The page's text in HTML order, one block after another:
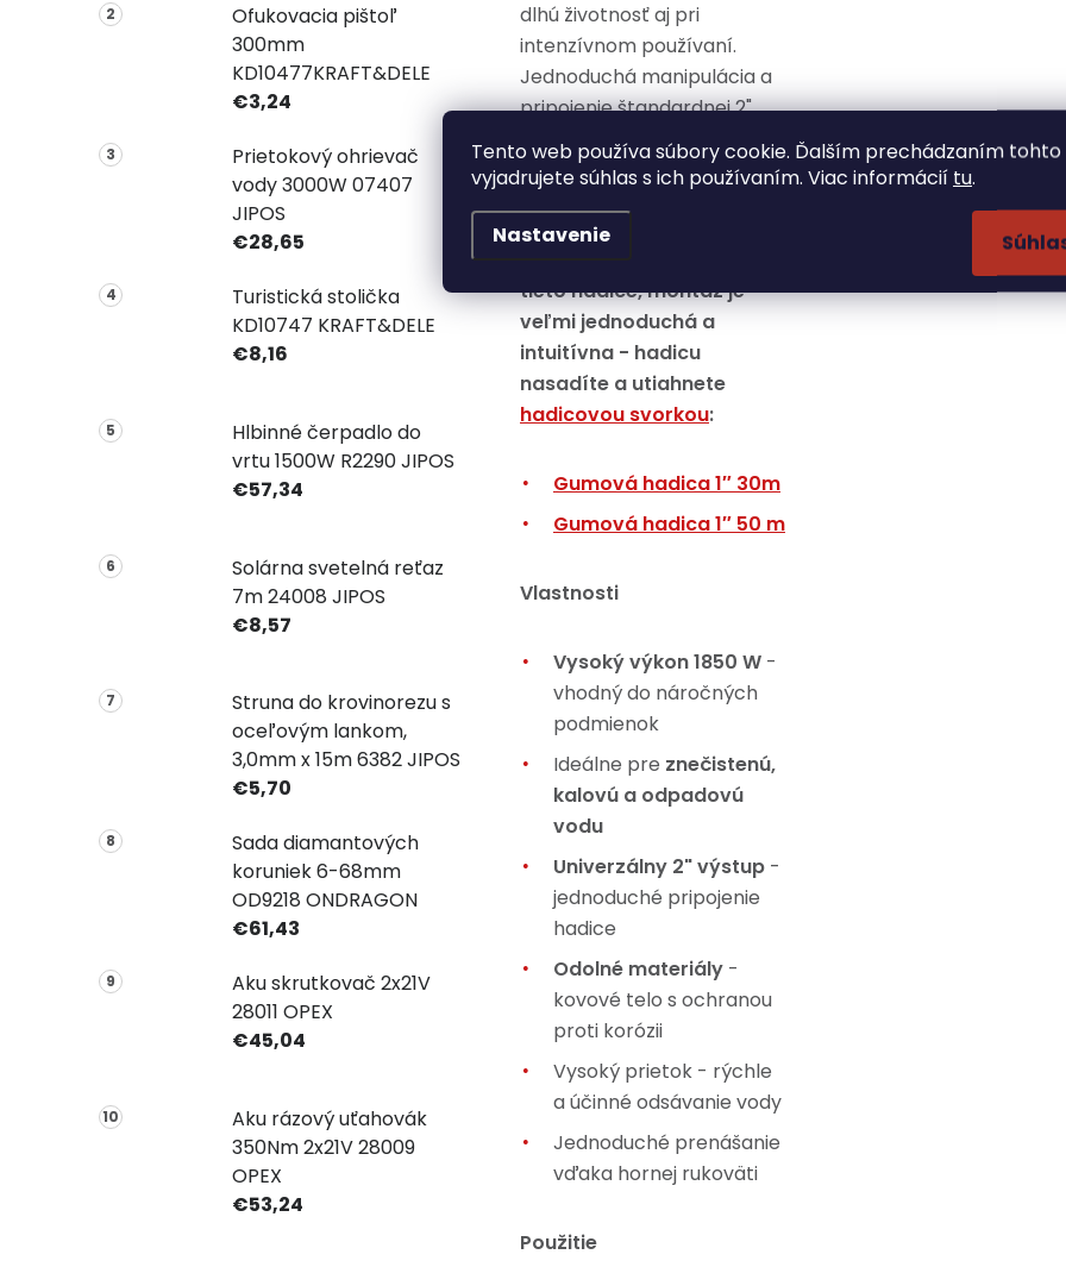
Tento web používa súbory cookie. Ďalším prechádzaním tohto
vyjadrujete súhlas s ich používaním. Viac informácií tu.
Nastavenie
Ofukovacia pištoľ
300mm
KD10477KRAFT&DELE
€3,24
Prietokový ohrievač
vody 3000W 07407
JIPOS
€28,65
Turistická stolička
KD10747 KRAFT&DELE
€8,16
Hlbinné čerpadlo do
vrtu 1500W R2290 JIPOS
€57,34
Solárna svetelná reťaz
7m 24008 JIPOS
€8,57
Struna do krovinorezu s
oceľovým lankom,
3,0mm x 15m 6382 JIPOS
€5,70
Sada diamantových
koruniek 6-68mm
OD9218 ONDRAGON
€61,43
Aku skrutkovač 2x21V
28011 OPEX
€45,04
Aku rázový uťahovák
350Nm 2x21V 28009
OPEX
€53,24
dlhú životnosť aj pri
intenzívnom používaní.
Jednoduchá manipulácia a
pripojenie štandardnej 2"
hadice z neho robia
praktického pomocníka do
tieto hadice, montáž je
veľmi jednoduchá a
intuitívna - hadicu
nasadíte a utiahnete
hadicovou svorkou:
Gumová hadica 1″ 30m
Gumová hadica 1″ 50 m
Vlastnosti
Vysoký výkon 1850 W -
vhodný do náročných
podmienok
Ideálne pre znečistenú,
kalovú a odpadovú
vodu
Univerzálny 2" výstup -
jednoduché pripojenie
hadice
Odolné materiály -
kovové telo s ochranou
proti korózii
Vysoký prietok - rýchle
a účinné odsávanie vody
Jednoduché prenášanie
vďaka hornej rukoväti
Použitie